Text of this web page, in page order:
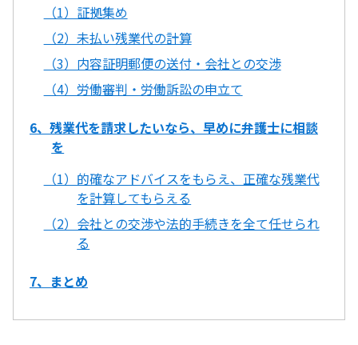
（1）証拠集め
（2）未払い残業代の計算
（3）内容証明郵便の送付・会社との交渉
（4）労働審判・労働訴訟の申立て
6、残業代を請求したいなら、早めに弁護士に相談
を
（1）的確なアドバイスをもらえ、正確な残業代
を計算してもらえる
（2）会社との交渉や法的手続きを全て任せられ
る
7、まとめ